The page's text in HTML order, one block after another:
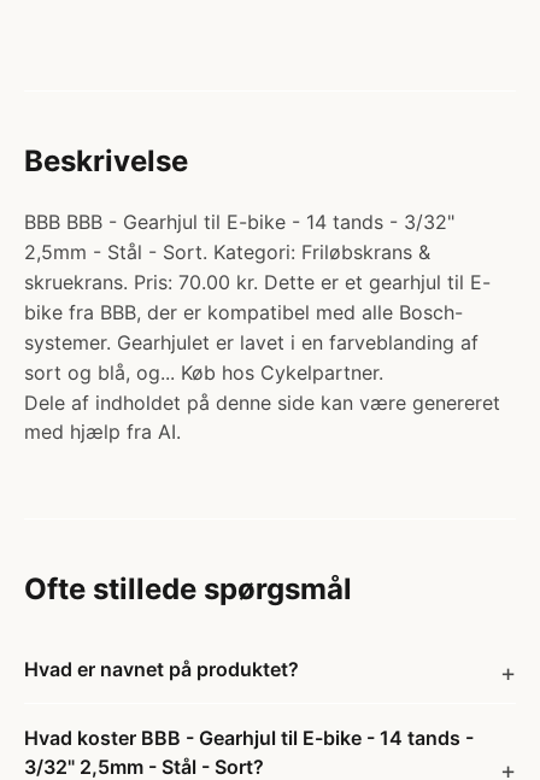
Beskrivelse
BBB BBB - Gearhjul til E-bike - 14 tands - 3/32"
2,5mm - Stål - Sort. Kategori: Friløbskrans &
skruekrans. Pris: 70.00 kr. Dette er et gearhjul til E-
bike fra BBB, der er kompatibel med alle Bosch-
systemer. Gearhjulet er lavet i en farveblanding af
sort og blå, og... Køb hos Cykelpartner.
Dele af indholdet på denne side kan være genereret
med hjælp fra AI.
Ofte stillede spørgsmål
Hvad er navnet på produktet?
Hvad koster BBB - Gearhjul til E-bike - 14 tands -
3/32" 2,5mm - Stål - Sort?